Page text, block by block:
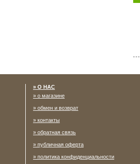
О НАС
о магазине
обмен и возврат
контакты
обратная связь
публичная оферта
политика конфиденциальности